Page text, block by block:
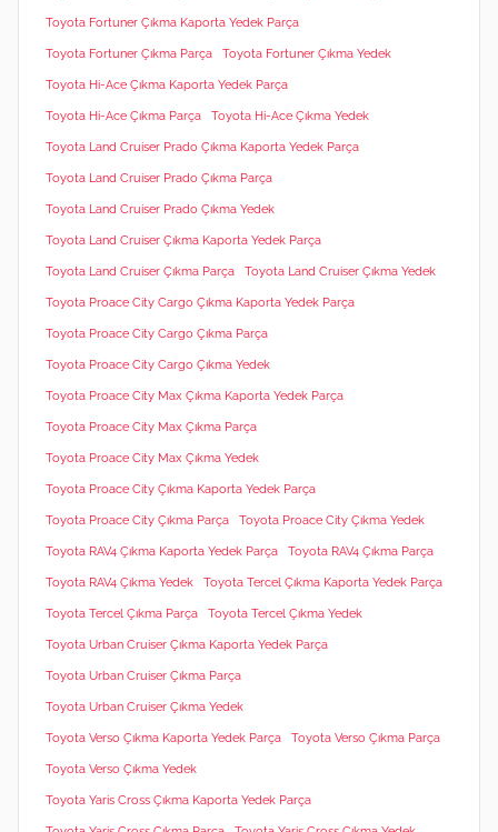
Toyota Fortuner Çıkma Kaporta Yedek Parça
Toyota Fortuner Çıkma Parça Toyota Fortuner Çıkma Yedek
Toyota Hi-Ace Çıkma Kaporta Yedek Parça
Toyota Hi-Ace Çıkma Parça Toyota Hi-Ace Çıkma Yedek
Toyota Land Cruiser Prado Çıkma Kaporta Yedek Parça
Toyota Land Cruiser Prado Çıkma Parça
Toyota Land Cruiser Prado Çıkma Yedek
Toyota Land Cruiser Çıkma Kaporta Yedek Parça
Toyota Land Cruiser Çıkma Parça Toyota Land Cruiser Çıkma Yedek
Toyota Proace City Cargo Çıkma Kaporta Yedek Parça
Toyota Proace City Cargo Çıkma Parça
Toyota Proace City Cargo Çıkma Yedek
Toyota Proace City Max Çıkma Kaporta Yedek Parça
Toyota Proace City Max Çıkma Parça
Toyota Proace City Max Çıkma Yedek
Toyota Proace City Çıkma Kaporta Yedek Parça
Toyota Proace City Çıkma Parça Toyota Proace City Çıkma Yedek
Toyota RAV4 Çıkma Kaporta Yedek Parça Toyota RAV4 Çıkma Parça
Toyota RAV4 Çıkma Yedek Toyota Tercel Çıkma Kaporta Yedek Parça
Toyota Tercel Çıkma Parça Toyota Tercel Çıkma Yedek
Toyota Urban Cruiser Çıkma Kaporta Yedek Parça
Toyota Urban Cruiser Çıkma Parça
Toyota Urban Cruiser Çıkma Yedek
Toyota Verso Çıkma Kaporta Yedek Parça Toyota Verso Çıkma Parça
Toyota Verso Çıkma Yedek
Toyota Yaris Cross Çıkma Kaporta Yedek Parça